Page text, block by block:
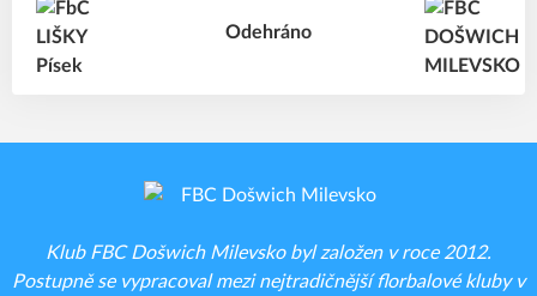
Odehráno
Klub FBC Došwich Milevsko byl založen v roce 2012.
Postupně se vypracoval mezi nejtradičnější florbalové kluby v